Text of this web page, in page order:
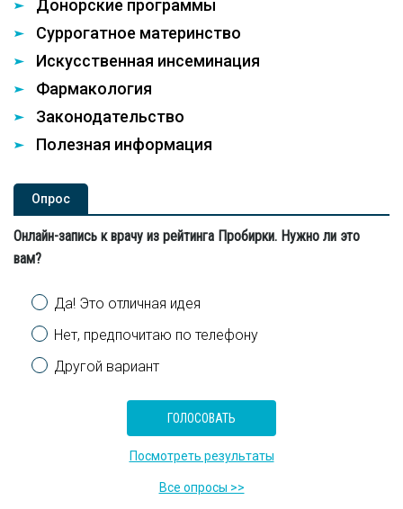
Донорские программы
Суррогатное материнство
Искусственная инсеминация
Фармакология
Законодательство
Полезная информация
Опроc
Онлайн-запись к врачу из рейтинга Пробирки. Нужно ли это
вам?
Варианты
Да! Это отличная идея
Нет, предпочитаю по телефону
Другой вариант
Посмотреть результаты
Все опросы >>